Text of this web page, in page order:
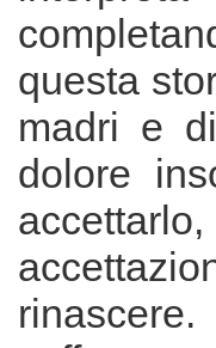
questa
madri e
dolore